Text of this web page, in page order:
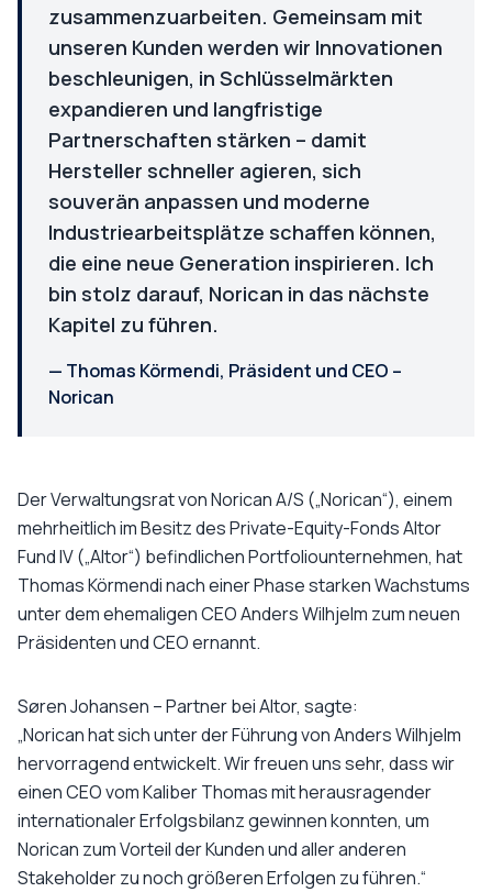
zusammenzuarbeiten. Gemeinsam mit
unseren Kunden werden wir Innovationen
beschleunigen, in Schlüsselmärkten
expandieren und langfristige
Partnerschaften stärken – damit
Hersteller schneller agieren, sich
souverän anpassen und moderne
Industriearbeitsplätze schaffen können,
die eine neue Generation inspirieren. Ich
bin stolz darauf, Norican in das nächste
Kapitel zu führen.
— Thomas Körmendi, Präsident und CEO –
Norican
Der Verwaltungsrat von Norican A/S („Norican“), einem
mehrheitlich im Besitz des Private-Equity-Fonds Altor
Fund IV („Altor“) befindlichen Portfoliounternehmen, hat
Thomas Körmendi nach einer Phase starken Wachstums
unter dem ehemaligen CEO Anders Wilhjelm zum neuen
Präsidenten und CEO ernannt.
Søren Johansen – Partner bei Altor, sagte:
„Norican hat sich unter der Führung von Anders Wilhjelm
hervorragend entwickelt. Wir freuen uns sehr, dass wir
einen CEO vom Kaliber Thomas mit herausragender
internationaler Erfolgsbilanz gewinnen konnten, um
Norican zum Vorteil der Kunden und aller anderen
Stakeholder zu noch größeren Erfolgen zu führen.“